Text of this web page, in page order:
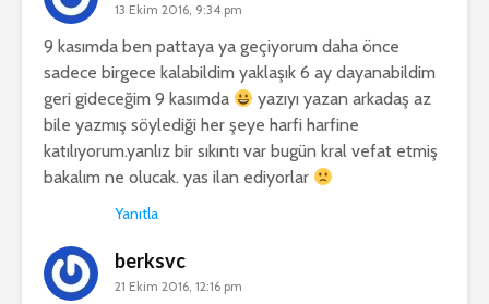
13 Ekim 2016, 9:34 pm
9 kasımda ben pattaya ya geçiyorum daha önce
sadece birgece kalabildim yaklaşık 6 ay dayanabildim
geri gideceğim 9 kasımda
yazıyı yazan arkadaş az
bile yazmış söylediği her şeye harfi harfine
katılıyorum.yanlız bir sıkıntı var bugün kral vefat etmiş
bakalım ne olucak. yas ilan ediyorlar
Yanıtla
berksvc
21 Ekim 2016, 12:16 pm